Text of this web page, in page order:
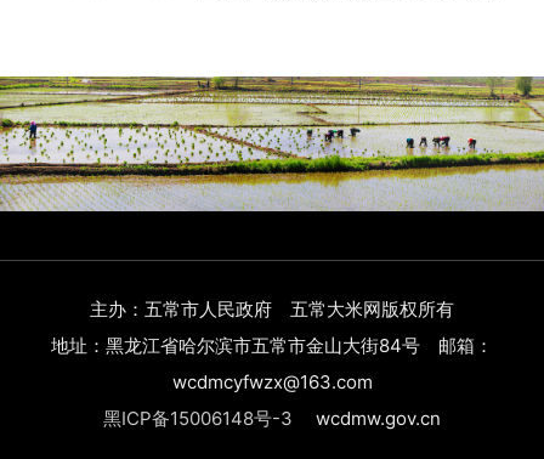
主办：五常市人民政府 五常大米网版权所有
地址：黑龙江省哈尔滨市五常市金山大街84号 邮箱：
wcdmcyfwzx@163.com
黑ICP备15006148号-3 wcdmw.gov.cn